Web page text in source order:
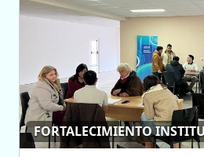
FORTALECIMIENTO